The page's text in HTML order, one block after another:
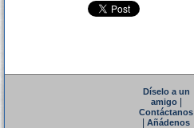
Díselo a un
amigo|
Contáctanos
Añádenos